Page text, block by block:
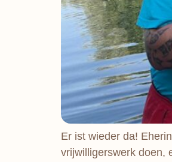
Er ist wieder da!
vrijwilligerswerk doen,